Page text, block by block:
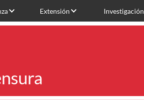
Extensión Investigación